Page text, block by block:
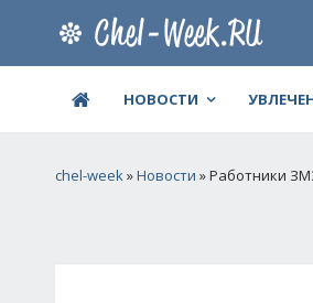
НОВОСТИ
chel-week»Новости » Работники